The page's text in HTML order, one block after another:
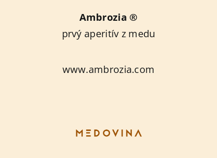
Ambrozia ®
prvý aperitív z medu
www.ambrozia.com